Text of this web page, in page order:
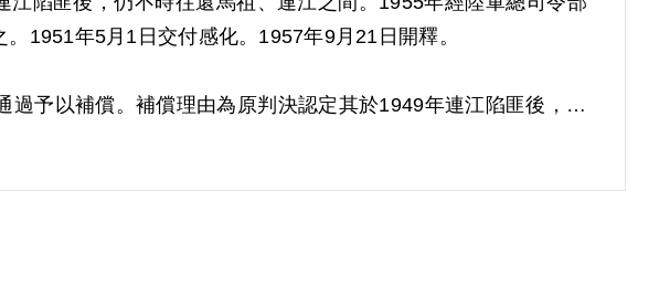
1951年5月1日交付感化。1957年9月21日開釋。
予以補償。補償理由為原判決認定其於1949年連江陷匪後，仍
付感化，實屬思想層次問題，故認本案非有實據。